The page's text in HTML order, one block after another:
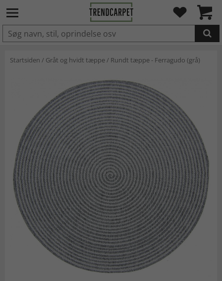
LAGT I INDKØBSKURVEN.
Startsiden / Gråt og hvidt tæppe/ Rundt tæppe - Ferragudo (grå)